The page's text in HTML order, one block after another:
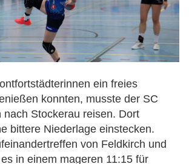
ein freies
konnten, musste der SC
nach Stockerau reisen. Dort
bittere Niederlage einstecken.
von Feldkirch und
in einem mageren 11:15 für